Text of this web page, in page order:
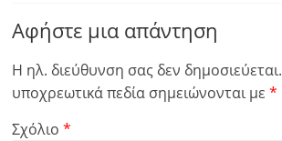
Αφήστε μια απάντηση
Η ηλ. διεύθυνση σας δεν δημοσιεύεται.
υποχρεωτικά πεδία σημειώνονται με*
Σχόλιο*